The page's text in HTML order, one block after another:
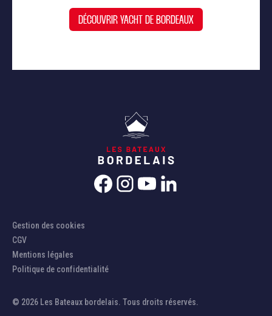
DÉCOUVRIR YACHT DE BORDEAUX
© 2026 Les Bateaux bordelais. Tous droits réservés.
Gestion des cookies
CGV
Mentions légales
Politique de confidentialité